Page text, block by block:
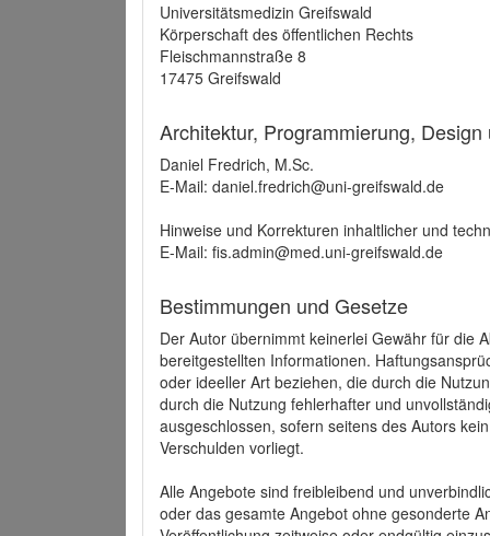
Universitätsmedizin Greifswald
Körperschaft des öffentlichen Rechts
Fleischmannstraße 8
17475 Greifswald
Architektur, Programmierung,
Daniel Fredrich, M.Sc.
E-Mail: daniel.fredrich@uni-greifswald.de
Hinweise und Korrekturen inhaltlicher und
E-Mail: fis.admin@med.uni-greifswald.de
Bestimmungen und Gesetze
Der Autor übernimmt keinerlei Gewähr für die
bereitgestellten Informationen.
oder ideeller Art beziehen, die durch die
durch die Nutzung fehlerhafter und
ausgeschlossen, sofern seitens des Autors
Verschulden vorliegt.
Alle Angebote sind freibleibend und
oder das gesamte Angebot ohne gesonderte